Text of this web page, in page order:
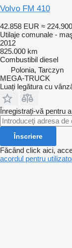
Volvo FM 410
42.858 EUR ≈
Utilaje comunale -
2012
825.000 km
Combustibil diesel
Polonia, Tarczyn
MEGA-TRUCK
Luați legătura cu
Înregistrați-vă pentru
Înscriere
Făcând click aici,
acordul pentru